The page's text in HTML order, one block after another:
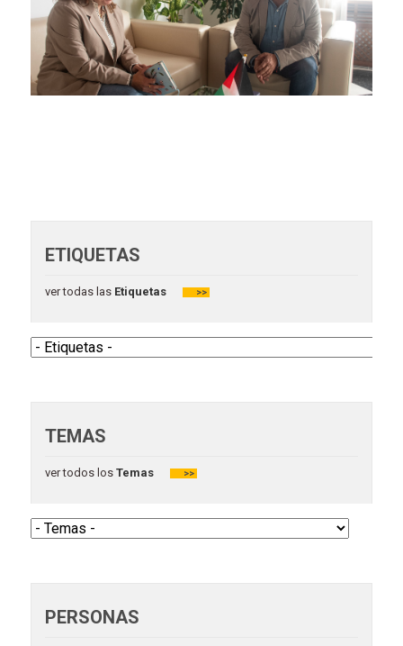
ETIQUETAS
ver todas las Etiquetas >>
TEMAS
ver todos losTemas >>
PERSONAS